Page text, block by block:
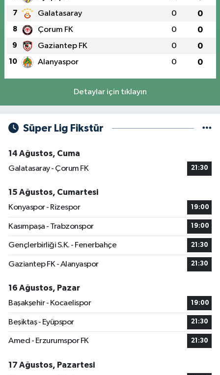
7 Galatasaray 0 0
8 Çorum FK 0 0
9 Gaziantep FK 0 0
10 Alanyaspor 0 0
Detaylar için tıklayın
Süper Lig Fikstür
14 Ağustos, Cuma
Galatasaray - Çorum FK
21:30
15 Ağustos, Cumartesi
Konyaspor - Rizespor
19:00
Kasımpaşa - Trabzonspor 19:00
Gençlerbirliği S.K. - Fenerbahçe 21:30
Gaziantep FK - Alanyaspor 21:30
16 Ağustos, Pazar
Başakşehir - Kocaelispor
19:00
Beşiktaş - Eyüpspor 21:30
Amed - Erzurumspor FK 21:30
17 Ağustos, Pazartesi